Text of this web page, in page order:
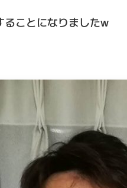
ことになりましたw